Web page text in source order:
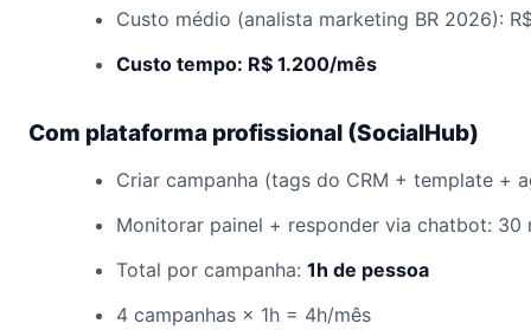
Custo médio (analista marketing BR 2026):
Custo tempo: R$ 1.200/mês
Com plataforma profissional (SocialHub)
Criar campanha (tags do CRM + template +
Monitorar painel + responder via chatbot: 30
Total por campanha: 1h de pessoa
4 campanhas × 1h = 4h/mês